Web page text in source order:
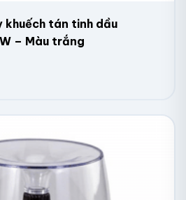
khuếch tán tinh dầu
– Màu trắng